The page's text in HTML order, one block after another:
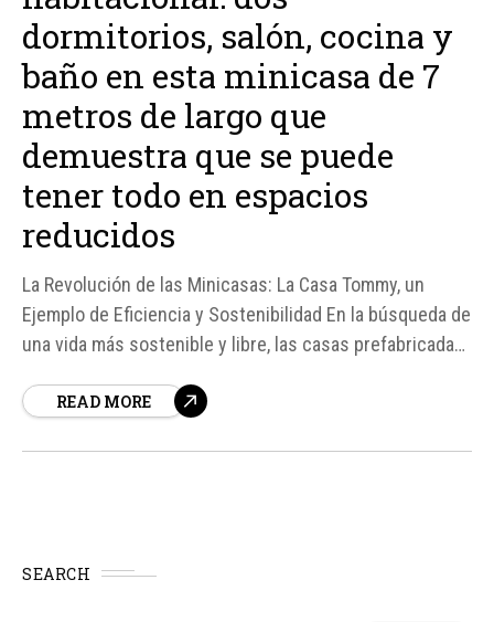
dormitorios, salón, cocina y
baño en esta minicasa de 7
metros de largo que
demuestra que se puede
tener todo en espacios
reducidos
La Revolución de las Minicasas: La Casa Tommy, un
Ejemplo de Eficiencia y Sostenibilidad En la búsqueda de
una vida más sostenible y libre, las casas prefabricadas
que buscan vivir de manera más ecológica y aventurera.
READ MORE
SEARCH